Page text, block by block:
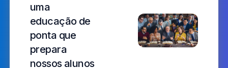
uma
educação de
ponta que
prepara
nossos alunos